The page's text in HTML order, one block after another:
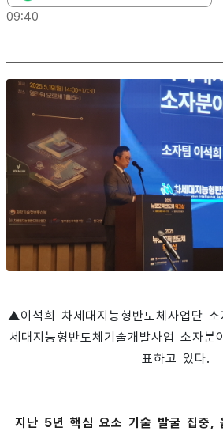
09:40
▲이석희 차세대지능형반도체사업단
세대지능형반도체기술개발사업 소자분
표하고 있다.
지난 5년 핵심 요소 기술 발굴 집중,